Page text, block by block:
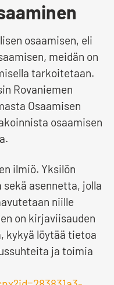
osaamisen, eli
meidän on
tarkoitetaan.
Rovaniemen
Osaamisen
osaamisen
ilmiö. Yksilön
asennetta, jolla
niille
on kirjaviisauden
kykyä löytää tietoa
ja toimia